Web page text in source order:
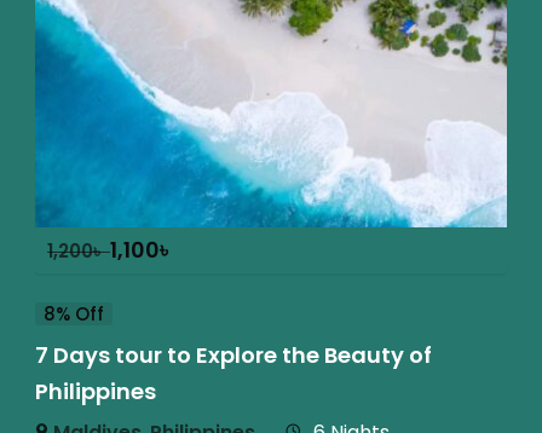
1,200৳1,100৳
8% Off
7 Days tour to Explore the Beauty of
Philippines